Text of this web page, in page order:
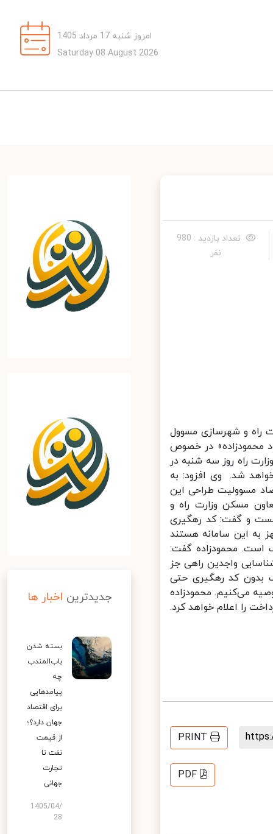
امروز شنبه 17 مرداد 1405
Saturday 08 August 2026
تعداد بازدید : 980
نفر
و شهرسازی مسوول
محمودزاده» در خصوص
راه روز سه شنبه در
شد. وی افزود: به
مسوولیت طراحی این
مسکن وزارت راه و
و گفت: کد رهگیری
مجهز به این سامانه هستند
است. محمودزاده گفت:
واجدین راهی جز
بدون کد رهگیری حتی
می‌کنیم. محمودزاده
را اعلام خواهد کرد.
PRINT
PDF
جدیدترین اخبار ها
بسته شدن
باب‌المندب
چه
پیامدهایی
برای اقتصاد
جهان دارد؟؛
از قیمت
نفت تا
تجارت
جهانی
1405/04/
28